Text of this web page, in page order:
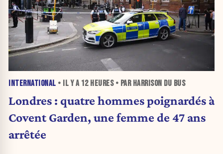
INTERNATIONAL • IL Y A 12 HEURES• PAR HARRISON DU BUS
Londres : quatre hommes poignardés à
Covent Garden, une femme de 47 ans
arrêtée